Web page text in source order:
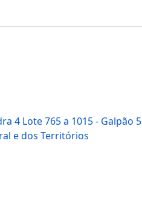
4 Lote 765 a 1015 - Galpão 5
e dos Territórios